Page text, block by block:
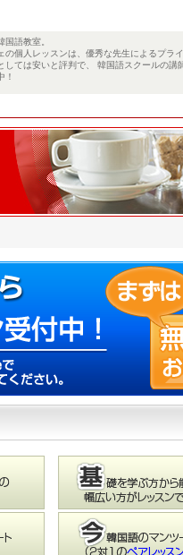
語教室。
の個人レッスンは、優秀な先生によるプラ
しては安いと評判で、 韓国語スクールの講
！